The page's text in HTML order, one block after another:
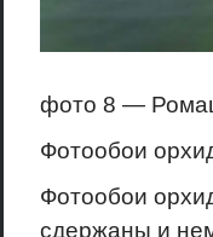
фото 8 —
Фотообои
Фотообои
сдержаны и